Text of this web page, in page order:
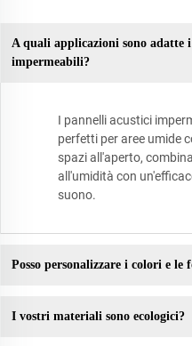
A quali applicazioni sono adatte
impermeabili?
I pannelli acustici
perfetti per aree umide
spazi all'aperto,
all'umidità con
suono.
Posso personalizzare i colori e le
I vostri materiali sono ecologici?